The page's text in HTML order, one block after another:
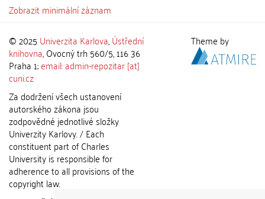
Zobrazit minimální záznam
© 2025 Univerzita Karlova,Ústřední
knihovna, Ovocný trh 560/5, 116 36
Praha 1;email: admin-repozitar [at]
cuni.cz
Za dodržení všech ustanovení
autorského zákona jsou
zodpovědné jednotlivé složky
Univerzity Karlovy. / Each
constituent part of Charles
University is responsible for
adherence to all provisions of the
copyright law.
Theme by